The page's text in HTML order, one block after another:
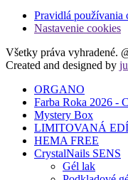
Pravidlá používania
Nastavenie cookies
Všetky práva vyhradené.
Created and designed by
ORGANO
Farba Roka 2026 -
Mystery Box
LIMITOVANÁ
HEMA FREE
CrystalNails SENS
Gél lak